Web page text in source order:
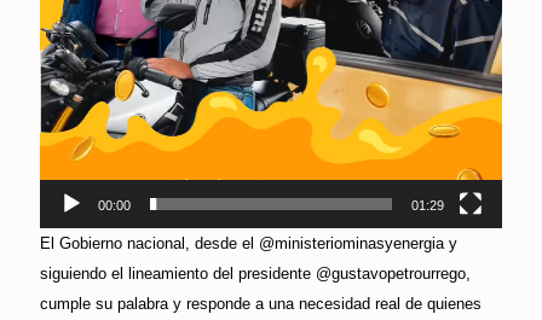
00:00 01:29
El Gobierno nacional, desde el @ministeriominasyenergia y
siguiendo el lineamiento del presidente @gustavopetrourrego,
cumple su palabra y responde a una necesidad real de quienes